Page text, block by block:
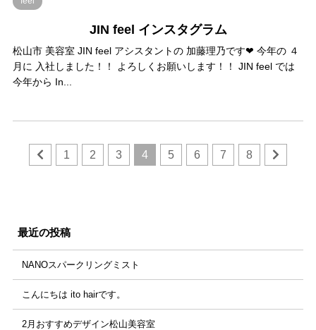
JIN feel インスタグラム
松山市 美容室 JIN feel アシスタントの 加藤理乃です❤︎ 今年の ４
月に 入社しました！！ よろしくお願いします！！ JIN feel では
今年から In...
1 2 3 4 5 6 7 8
最近の投稿
NANOスパークリングミスト
こんにちは ito hairです。
2月おすすめデザイン松山美容室